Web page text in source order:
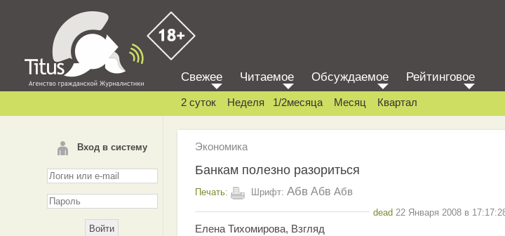
Вход в систему
Свежее Читаемое Обсуждаемое Рейтинговое
2 суток Неделя 1/2месяца Месяц Квартал
Экономика
Банкам полезно разориться
Печать: Шрифт: Абв Абв Абв
dead 22 Января 2008 в
Елена Тихомирова, Взгляд